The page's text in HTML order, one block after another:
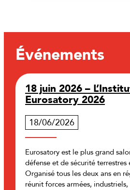
Événements
18 juin 2026 –
Eurosatory 2026
18/06/2026
Eurosatory est le plus grand
défense et de sécurité terrestres
Organisé tous les deux ans en
réunit forces armées, industriels,